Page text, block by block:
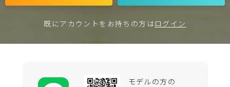
既にアカウントをお持ちの方はログイン
モデルの方の